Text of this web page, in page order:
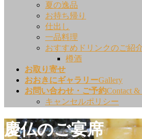
夏の逸品
お持ち帰り
仕出し
一品料理
おすすめドリンクのご紹
樽酒
お取り寄せ
おおきにギャラリーGallery
お問い合わせ・ご予約Contact &
キャンセルポリシー
慶仏のご宴席